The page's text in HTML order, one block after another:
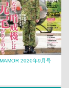
MAMOR 2020年9月号